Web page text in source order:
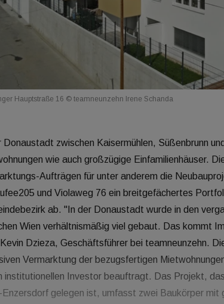
Hauptstraße 16 © teamneunzehn Irene Schanda
Donaustadt zwischen Kaisermühlen, Süßenbrunn
wie auch großzügige Einfamilienhäuser.
Aufträgen für unter anderem die
und Violaweg 76 ein breitgefächertes
ab. "In der Donaustadt wurde in den
Wien verhältnismäßig viel gebaut. Das kommt
Dzieza, Geschäftsführer bei teamneunzehn.
Vermarktung der bezugsfertigen
institutionellen Investor beauftragt. Das Projekt,
Enzersdorf gelegen ist, umfasst zwei Baukörper